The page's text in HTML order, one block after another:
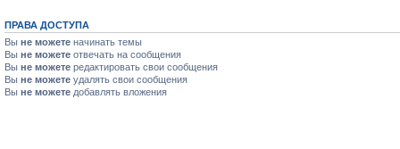
ПРАВА ДОСТУПА
Вы не можете начинать темы
Вы не можете отвечать на сообщения
Вы не можете редактировать свои сообщения
Вы не можете удалять свои сообщения
Вы не можете добавлять вложения